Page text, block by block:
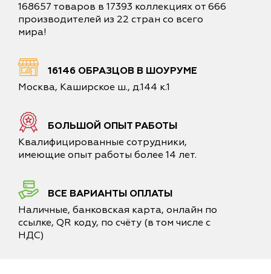
168657 товаров в 17393 коллекциях от 666
производителей из 22 стран со всего
мира!
16146 ОБРАЗЦОВ В ШОУРУМЕ
Москва, Каширское ш., д.144 к.1
БОЛЬШОЙ ОПЫТ РАБОТЫ
Квалифицированные сотрудники,
имеющие опыт работы более 14 лет.
ВСЕ ВАРИАНТЫ ОПЛАТЫ
Наличные, банковская карта, онлайн по
ссылке, QR коду, по счёту (в том числе с
НДС)